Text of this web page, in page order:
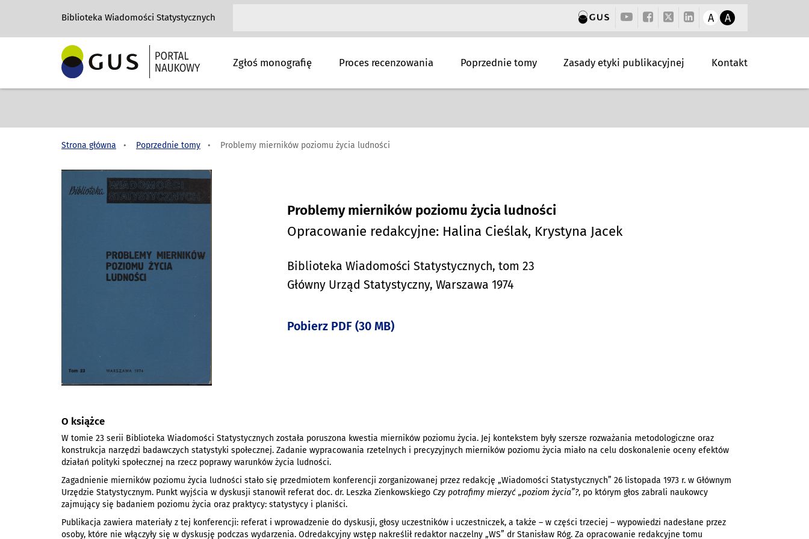
Biblioteka Wiadomości Statystycznych A A
Zgłoś monografię Proces recenzowania Poprzednie tomy Zasady etyki publikacyjnej Kontakt
Strona główna Poprzednie tomy Problemy mierników poziomu życia ludności
Problemy mierników poziomu życia ludności
Opracowanie redakcyjne: Halina Cieślak, Krystyna Jacek
Biblioteka Wiadomości Statystycznych, tom 23
Główny Urząd Statystyczny, Warszawa 1974
Pobierz PDF (30 MB)
O książce
W tomie 23 serii Biblioteka Wiadomości Statystycznych została poruszona kwestia mierników poziomu życia. Jej kontekstem były szersze rozważania metodologiczne oraz
konstrukcja narzędzi badawczych statystyki społecznej. Zadanie wypracowania rzetelnych i precyzyjnych mierników poziomu życia miało na celu doskonalenie oceny efektów
działań polityki społecznej na rzecz poprawy warunków życia ludności.
Zagadnienie mierników poziomu życia ludności stało się przedmiotem konferencji zorganizowanej przez redakcję „Wiadomości Statystycznych” 26 listopada 1973 r. w Głównym
Urzędzie Statystycznym. Punkt wyjścia w dyskusji stanowił referat doc. dr. Leszka Zienkowskiego Czy potrafimy mierzyć „poziom życia”?, po którym głos zabrali naukowcy
zajmujący się badaniem poziomu życia oraz praktycy: statystycy i planiści.
Publikacja zawiera materiały z tej konferencji: referat i wprowadzenie do dyskusji, głosy uczestników i uczestniczek, a także – w części trzeciej – wypowiedzi nadesłane przez
osoby, które nie włączyły się w dyskusję podczas wydarzenia. Odredakcyjny wstęp nakreślił redaktor naczelny „WS” dr Stanisław Róg. Za opracowanie redakcyjne tomu